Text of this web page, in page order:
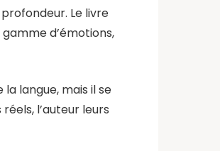
Le livre
gamme d’émotions,
la langue, mais il se
l’auteur leurs